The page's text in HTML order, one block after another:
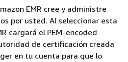
EMR cree y administre
por usted. Al seleccionar esta
cargará el PEM-encoded
de certificación creada
en tu cuenta para que lo